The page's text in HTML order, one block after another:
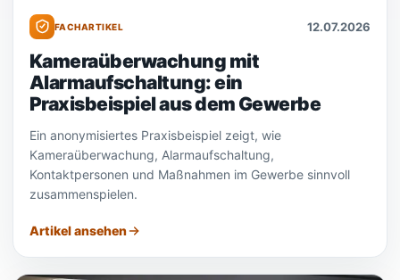
FACHARTIKEL 12.07.2026
Kameraüberwachung mit
Alarmaufschaltung: ein
Praxisbeispiel aus dem Gewerbe
Ein anonymisiertes Praxisbeispiel zeigt, wie
Kameraüberwachung, Alarmaufschaltung,
Kontaktpersonen und Maßnahmen im Gewerbe sinnvoll
zusammenspielen.
Artikel ansehen